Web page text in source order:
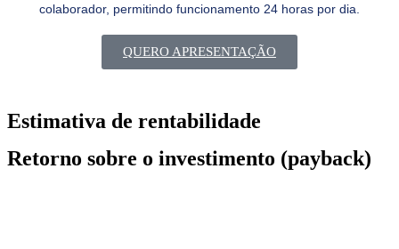
colaborador, permitindo funcionamento 24 horas por dia.
QUERO APRESENTAÇÃO
Estimativa de rentabilidade
Retorno sobre o investimento (payback)